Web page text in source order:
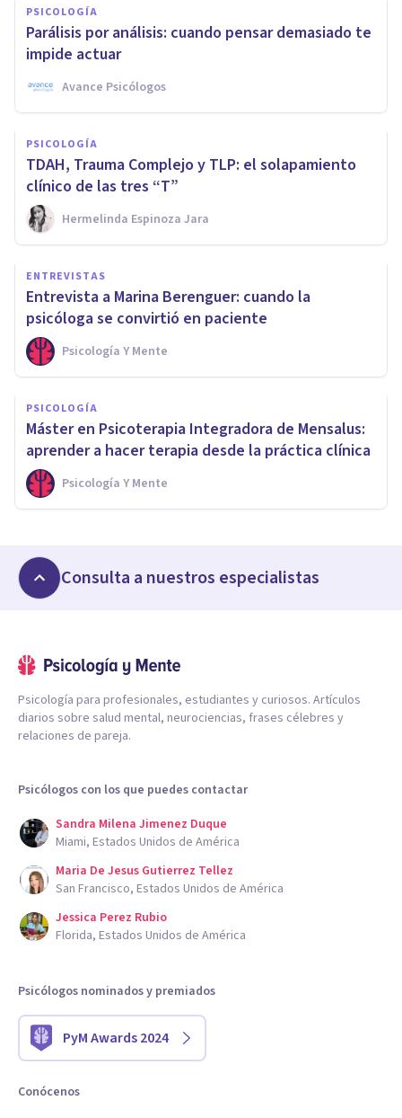
PSICOLOGÍA
Parálisis por análisis: cuando pensar demasiado te
impide actuar
Avance Psicólogos
PSICOLOGÍA
TDAH, Trauma Complejo y TLP: el solapamiento
clínico de las tres “T”
Hermelinda Espinoza Jara
ENTREVISTAS
Entrevista a Marina Berenguer: cuando la
psicóloga se convirtió en paciente
Psicología Y Mente
PSICOLOGÍA
Máster en Psicoterapia Integradora de Mensalus:
aprender a hacer terapia desde la práctica clínica
Psicología Y Mente
Consulta a nuestros especialistas
Psicología para profesionales, estudiantes y curiosos. Artículos
diarios sobre salud mental, neurociencias, frases célebres y
relaciones de pareja.
Psicólogos con los que puedes contactar
Sandra Milena Jimenez Duque
Miami, Estados Unidos de América
Maria De Jesus Gutierrez Tellez
San Francisco, Estados Unidos de América
Jessica Perez Rubio
Florida, Estados Unidos de América
Psicólogos nominados y premiados
PyM Awards 2024
Conócenos